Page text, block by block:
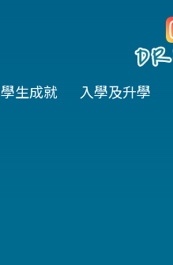
學生成就 入學及升學